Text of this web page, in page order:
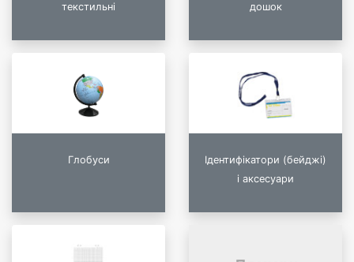
текстильні
дошок
Глобуси
Ідентифікатори (бейджі)
і аксесуари